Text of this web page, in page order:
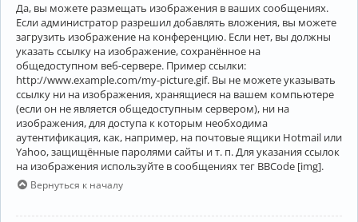
Да, вы можете размещать изображения в ваших сообщениях.
Если администратор разрешил добавлять вложения, вы можете
загрузить изображение на конференцию. Если нет, вы должны
указать ссылку на изображение, сохранённое на
общедоступном веб-сервере. Пример ссылки:
http://www.example.com/my-picture.gif. Вы не можете указывать
ссылку ни на изображения, хранящиеся на вашем компьютере
(если он не является общедоступным сервером), ни на
изображения, для доступа к которым необходима
аутентификация, как, например, на почтовые ящики Hotmail или
Yahoo, защищённые паролями сайты и т. п. Для указания ссылок
на изображения используйте в сообщениях тег BBCode [img].
Вернуться к началу